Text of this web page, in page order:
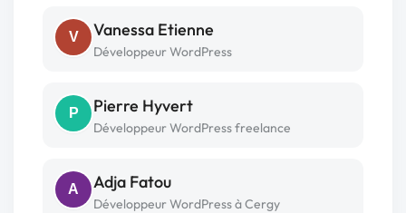
V Vanessa Etienne
Développeur WordPress
P Pierre Hyvert
Développeur WordPress freelance
A Adja Fatou
Développeur WordPress à Cergy